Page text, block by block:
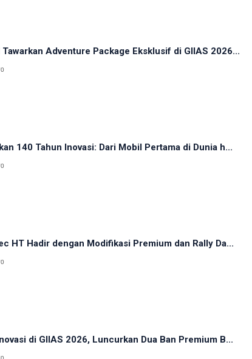
Adventure Package Eksklusif di GIIAS 2026...
140 Tahun Inovasi: Dari Mobil Pertama di Dunia h...
HT Hadir dengan Modifikasi Premium dan Rally Da...
di GIIAS 2026, Luncurkan Dua Ban Premium B...